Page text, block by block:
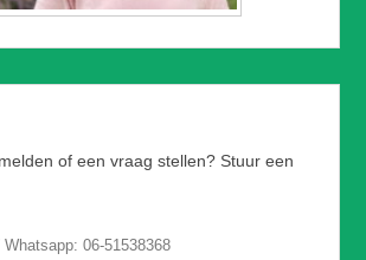
of een vraag stellen? Stuur een
06-51538368